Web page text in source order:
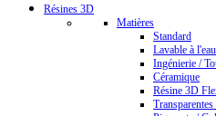
Résines 3D
Matières
Standard
Lavable à l'eau
Ingénierie /
Céramique
Résine 3D